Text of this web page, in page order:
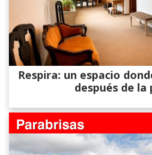
Respira: un espacio
después de la